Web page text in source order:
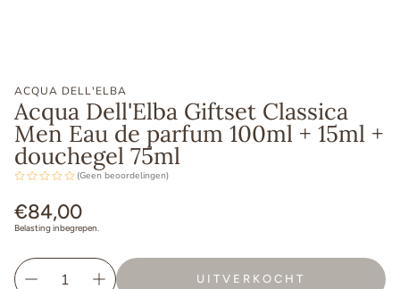
ACQUA DELL'ELBA
Acqua Dell'Elba Giftset Classica
Men Eau de parfum 100ml + 15ml +
douchegel 75ml
(Geen beoordelingen)
Normale
prijs
€84,00
Belasting inbegrepen.
UITVERKOCHT